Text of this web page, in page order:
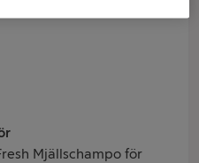
Mjällschampo för